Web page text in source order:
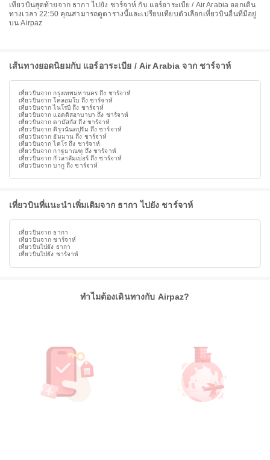
เที่ยวบินสุดท้ายจาก ธากา ไปยัง ชาร์จาห์ กับ แอร์อาระเบีย / Air Arabia ออกเดิน
ทางเวลา 22:50 คุณสามารถดูตารางนี้และเปรียบเทียบตัวเลือกเที่ยวบินอื่นที่มีอยู่
บน Airpaz
เส้นทางยอดนิยมกับ แอร์อาระเบีย / Air Arabia จาก ชาร์จาห์
เที่ยวบินจาก กรุงเทพมหานคร ถึง ชาร์จาห์
เที่ยวบินจาก โคลอมโบ ถึง ชาร์จาห์
เที่ยวบินจาก ไนโรบี ถึง ชาร์จาห์
เที่ยวบินจาก แอดดิสอาบาบา ถึง ชาร์จาห์
เที่ยวบินจาก ดามัสกัส ถึง ชาร์จาห์
เที่ยวบินจาก ติรุวนันตปุรัม ถึง ชาร์จาห์
เที่ยวบินจาก อัมมาน ถึง ชาร์จาห์
เที่ยวบินจาก ไคโร ถึง ชาร์จาห์
เที่ยวบินจาก กาฐมาณฑุ ถึง ชาร์จาห์
เที่ยวบินจาก กัวลาลัมเปอร์ ถึง ชาร์จาห์
เที่ยวบินจาก บากู ถึง ชาร์จาห์
เที่ยวบินที่แนะนำเพิ่มเติมจาก ธากา ไปยัง ชาร์จาห์
เที่ยวบินจาก ธากา
เที่ยวบินจาก ชาร์จาห์
เที่ยวบินไปยัง ธากา
เที่ยวบินไปยัง ชาร์จาห์
ทำไมต้องเดินทางกับ Airpaz?